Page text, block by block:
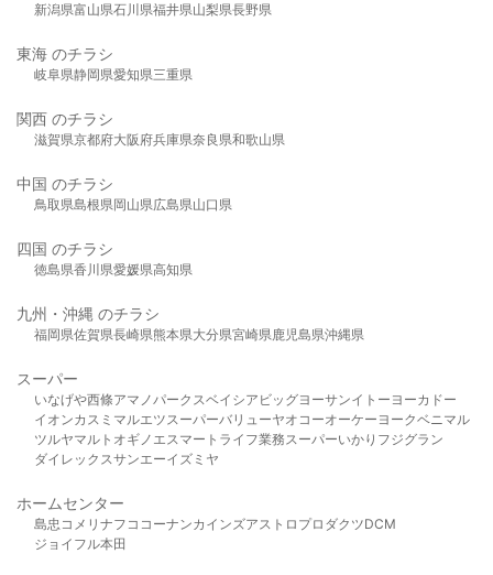
新潟県富山県石川県福井県山梨県長野県
東海 のチラシ
岐阜県静岡県愛知県三重県
関西 のチラシ
滋賀県京都府大阪府兵庫県奈良県和歌山県
中国 のチラシ
鳥取県島根県岡山県広島県山口県
四国 のチラシ
徳島県香川県愛媛県高知県
九州・沖縄 のチラシ
福岡県佐賀県長崎県熊本県大分県宮崎県鹿児島県沖縄県
スーパー
いなげや西條アマノパークスベイシア ビッグヨーサンイトーヨーカドー
イオンカスミ マルエツスーパーバリューヤオコーオーケー ヨークベニマル
ツルヤマルト オギノ エスマート ライフ業務スーパーいかり フジグラン
ダイレックスサンエーイズミヤ
ホームセンター
島忠 コメリ ナフコ コーナンカインズアストロプロダクツDCM
ジョイフル本田